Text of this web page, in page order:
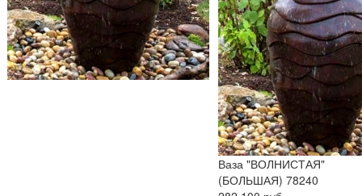
Ваза "ВОЛНИСТАЯ"
(БОЛЬШАЯ) 78240